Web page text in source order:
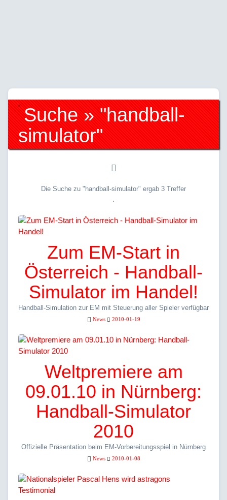
Suche » "handball-
simulator"
Die Suche zu "handball-simulator" ergab 3 Treffer
.
Zum EM-Start in
Österreich - Handball-
Simulator im Handel!
Handball-Simulation zur EM mit Steuerung aller Spieler verfügbar
News 2010-01-19
Weltpremiere am
09.01.10 in Nürnberg:
Handball-Simulator
2010
Offizielle Präsentation beim EM-Vorbereitungsspiel in Nürnberg
News 2010-01-08